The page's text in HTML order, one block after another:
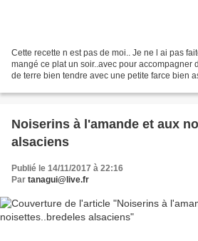
Cette recette n est pas de moi.. Je ne l ai pas
mangé ce plat un soir..avec pour accompagner
de terre bien tendre avec une petite farce bien
Noiserins à l'amande et aux
alsaciens
Publié le 14/11/2017 à 22:16
Par tanagui@live.fr